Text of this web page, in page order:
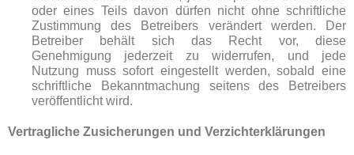
oder eines Teils davon dürfen nicht ohne schriftliche
Zustimmung des Betreibers verändert werden. Der
Betreiber behält sich das Recht vor, diese
Genehmigung jederzeit zu widerrufen, und jede
Nutzung muss sofort eingestellt werden, sobald eine
schriftliche Bekanntmachung seitens des Betreibers
veröffentlicht wird.
Vertragliche Zusicherungen und Verzichterklärungen